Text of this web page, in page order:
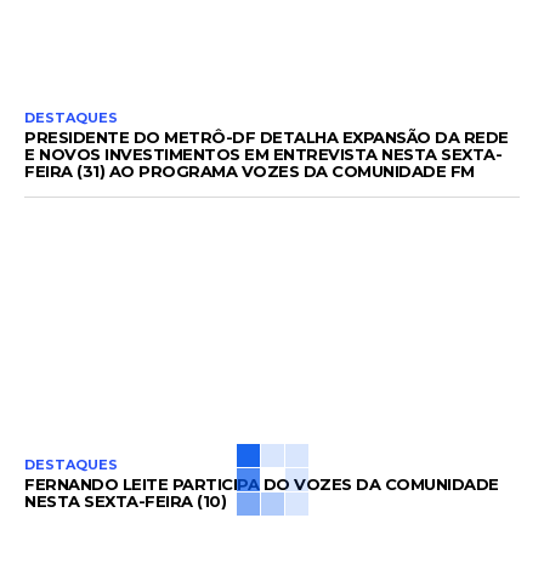
DESTAQUES
PRESIDENTE DO METRÔ-DF DETALHA EXPANSÃO DA REDE
E NOVOS INVESTIMENTOS EM ENTREVISTA NESTA SEXTA-
FEIRA (31) AO PROGRAMA VOZES DA COMUNIDADE FM
DESTAQUES
FERNANDO LEITE PARTICIPA DO VOZES DA COMUNIDADE
NESTA SEXTA-FEIRA (10)